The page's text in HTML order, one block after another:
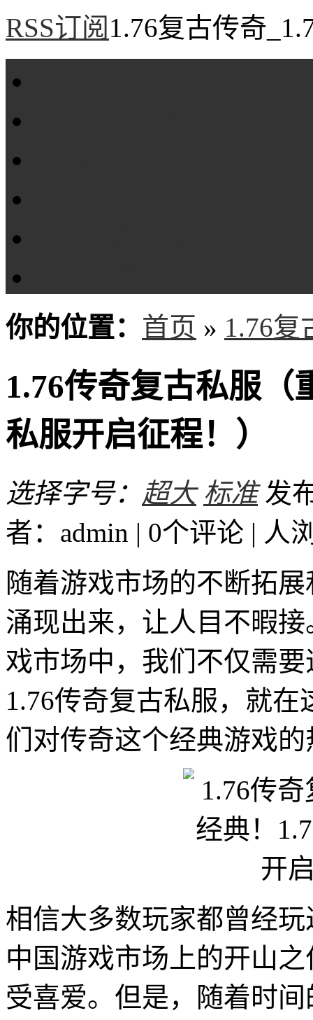
RSS订阅 1.76复古传奇
你的位置： 首页 » 1.76复
1.76传奇复古私服（
私服开启征程！）
选择字号： 超大 标准 发
者：admin | 0个评论 | 人
随着游戏市场的不断拓
涌现出来，让人目不暇
戏市场中，我们不仅需
1.76传奇复古私服，就
们对传奇这个经典游戏的
相信大多数玩家都曾经
中国游戏市场上的开山
受喜爱。但是，随着时